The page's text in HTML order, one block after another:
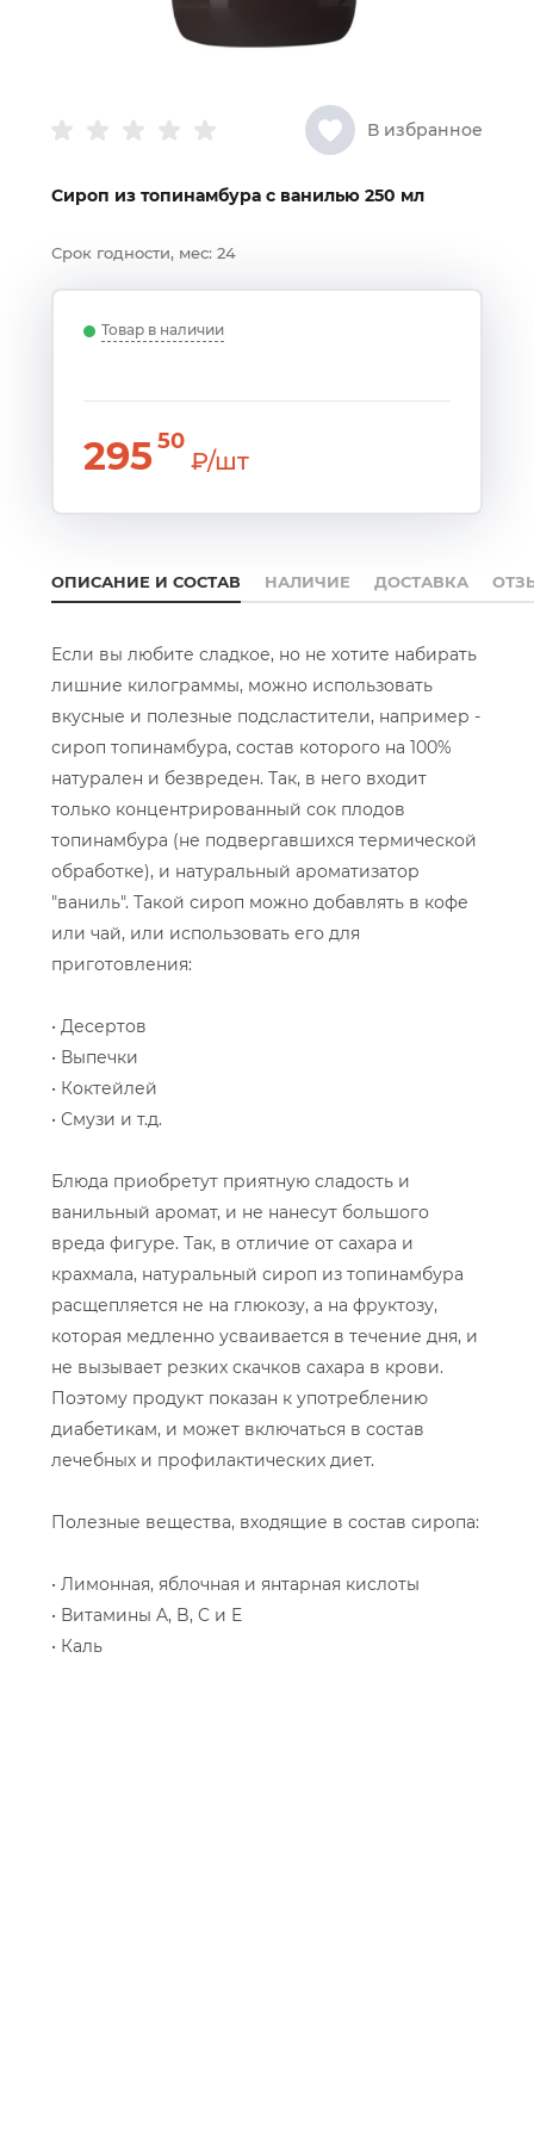
В избранное
Сироп из топинамбура с ванилью 250 мл
Срок годности, мес: 24
Товар в наличии
29550
₽/шт
ОПИСАНИЕ И СОСТАВ НАЛИЧИЕ ДОСТАВКА
Если вы любите сладкое, но не хотите набирать
лишние килограммы, можно использовать
вкусные и полезные подсластители, например -
сироп топинамбура, состав которого на 100%
натурален и безвреден. Так, в него входит
только концентрированный сок плодов
топинамбура (не подвергавшихся термической
обработке), и натуральный ароматизатор
"ваниль". Такой сироп можно добавлять в кофе
или чай, или использовать его для
приготовления:
• Десертов
• Выпечки
• Коктейлей
• Смузи и т.д.
Блюда приобретут приятную сладость и
ванильный аромат, и не нанесут большого
вреда фигуре. Так, в отличие от сахара и
крахмала, натуральный сироп из топинамбура
расщепляется не на глюкозу, а на фруктозу,
которая медленно усваивается в течение дня, и
не вызывает резких скачков сахара в крови.
Поэтому продукт показан к употреблению
диабетикам, и может включаться в состав
лечебных и профилактических диет.
Полезные вещества, входящие в состав сиропа:
• Лимонная, яблочная и янтарная кислоты
• Витамины A, B, C и E
• Каль